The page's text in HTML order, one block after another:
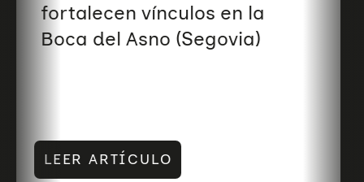
fortalecen vínculos en la
Boca del Asno (Segovia)
LEER ARTÍCULO